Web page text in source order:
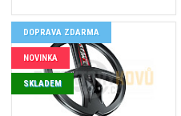
DOPRAVA ZDARMA
NOVINKA
SKLADEM